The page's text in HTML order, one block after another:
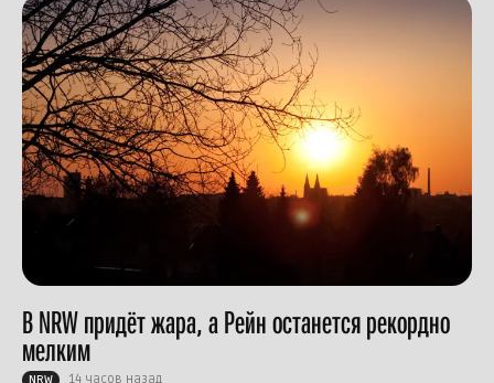
В NRW придёт жара, а Рейн останется рекордно
мелким
NRW 14 часов назад